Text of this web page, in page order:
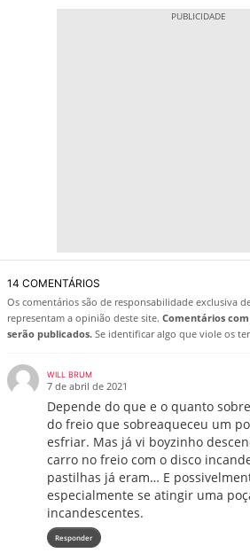
14 COMENTÁRIOS
Os comentários são de responsabilidade exclusiva
representam a opinião deste site. Comentários
serão publicados. Se identificar algo que viole os
WILL BRUM
7 de abril de 2021
Depende do que e o quanto
do freio que sobreaqueceu um
esfriar. Mas já vi boyzinho
carro no freio com o disco
pastilhas já eram… E
especialmente se atingir uma
incandescentes.
Responder